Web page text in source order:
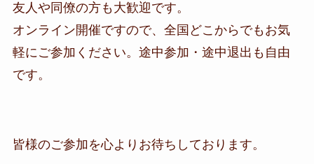
友人や同僚の方も大歓迎です。
オンライン開催ですので、全国どこからでもお気
軽にご参加ください。途中参加・途中退出も自由
です。
​皆様のご参加を心よりお待ちしております。